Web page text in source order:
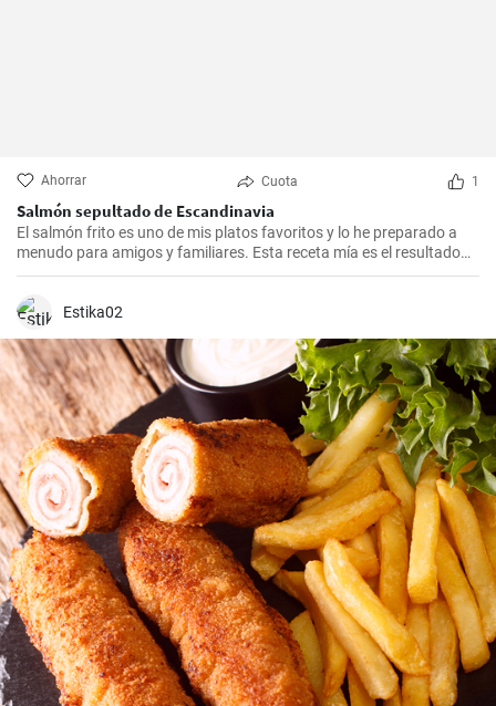
Ahorrar Cuota 1
Salmón sepultado de Escandinavia
El salmón frito es uno de mis platos favoritos y lo he preparado a
menudo para amigos y familiares. Esta receta mía es el resultado
de mucha experimentación y personalización. Lo sorprendente es
impresionante. Un trozo de filete de salmón fresco se marina en un
Estika02